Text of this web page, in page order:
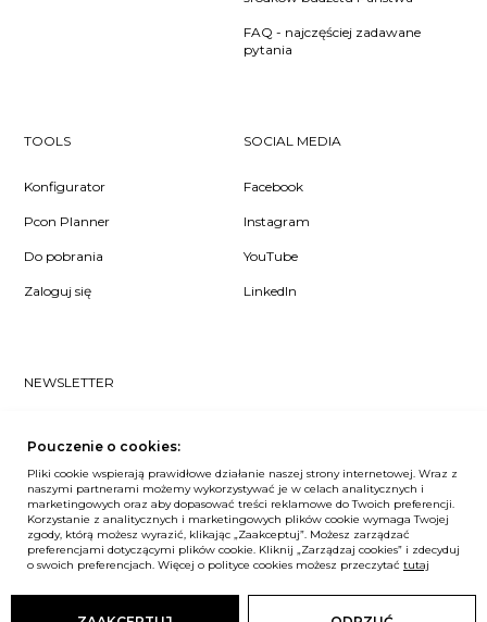
FAQ - najczęściej zadawane
pytania
TOOLS
Konfigurator
Pcon Planner
Do pobrania
Zaloguj się
SOCIAL MEDIA
Facebook
Instagram
YouTube
LinkedIn
NEWSLETTER
się do naszego #nospam newslettera!
ZAPISZ MNIE
Unia Europejska
Pouczenie o cookies:
Pliki cookie wspierają prawidłowe działanie naszej strony internetowej. Wraz z
naszymi partnerami możemy wykorzystywać je w celach analitycznych i
marketingowych oraz aby dopasować treści reklamowe do Twoich preferencji.
Korzystanie z analitycznych i marketingowych plików cookie wymaga Twojej
zgody, którą możesz wyrazić, klikając „Zaakceptuj”. Możesz zarządzać
preferencjami dotyczącymi plików cookie. Kliknij „Zarządzaj cookies” i zdecyduj
o swoich preferencjach. Więcej o polityce cookies możesz przeczytać tutaj